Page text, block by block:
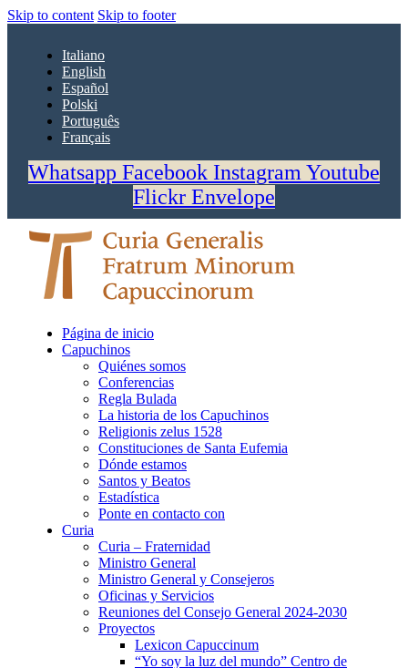
Skip to content Skip to footer
Italiano
English
Español
Polski
Português
Français
Whatsapp Facebook Instagram Youtube
Flickr Envelope
Página de inicio
Capuchinos
Quiénes somos
Conferencias
Regla Bulada
La historia de los Capuchinos
Religionis zelus 1528
Constituciones de Santa Eufemia
Dónde estamos
Santos y Beatos
Estadística
Ponte en contacto con
Curia
Curia – Fraternidad
Ministro General
Ministro General y Consejeros
Oficinas y Servicios
Reuniones del Consejo General 2024-2030
Proyectos
Lexicon Capuccinum
“Yo soy la luz del mundo” Centro de